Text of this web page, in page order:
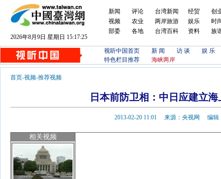
2026年8月9日 星期日 15:17:25
新闻
视频
部委
评论
农业
各地
台湾新闻
两岸旅游
台湾百科
经贸
娱乐
资料
创
时
族
视听中国首页 新 闻 访 谈
娱 乐
特色栏目推荐
海峡两岸
首页-视频-推荐视频
日本前防卫相：中日应建立
2013-02-20 11:01 来源：央视网 编辑
相关视频